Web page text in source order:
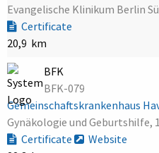
Evangelische Klinikum Berlin
Certificate
20,9 km
BFK
BFK-079
Gemeinschaftskrankenhaus
Gynäkologie und Geburtshilfe,
Certificate
Website